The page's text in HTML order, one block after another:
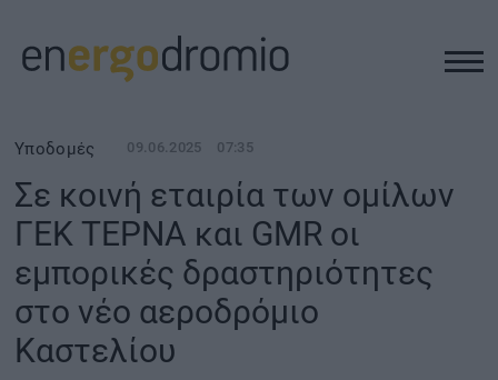
ΥΠΟΔΟΜΕΣ
REAL ESTATE
ΠΕΡΙΒΑΛΛΟΝ
ΕΝΕΡΓΕΙΑ
Υποδομές 09.06.2025 07:35
Σε κοινή εταιρία των ομίλων
ΓΕΚ ΤΕΡΝΑ και GMR οι
εμπορικές δραστηριότητες
στο νέο αεροδρόμιο
Καστελίου